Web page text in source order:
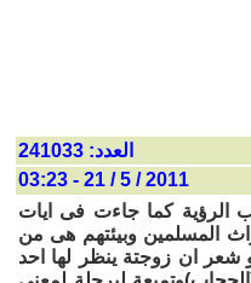
العدد: 241033
2011 / 5 / 21 - 03:23
الرؤية كما جاءت فى ايات
المسلمين وبيئتهم هى من
شعر ان زوجتة ينظر لها احد